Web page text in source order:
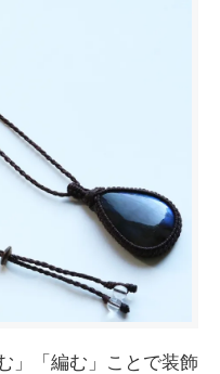
」「編む」ことで装飾